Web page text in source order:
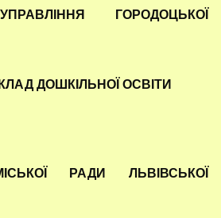
ГОРОДОЦЬКОЇ
ДОШКІЛЬНОЇ ОСВІТИ
РАДИ ЛЬВІВСЬКОЇ